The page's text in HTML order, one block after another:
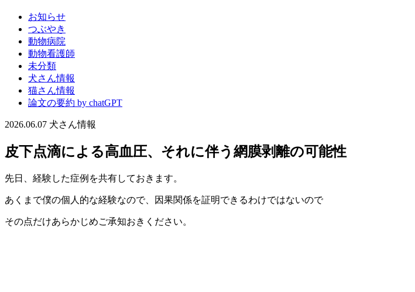
お知らせ
つぶやき
動物病院
動物看護師
未分類
犬さん情報
猫さん情報
論文の要約 by chatGPT
2026.06.07 犬さん情報
皮下点滴による高血圧、それに伴う網膜剥離の可能性
先日、経験した症例を共有しておきます。
あくまで僕の個人的な経験なので、因果関係を証明できるわけではないので
その点だけあらかじめご承知おきください。